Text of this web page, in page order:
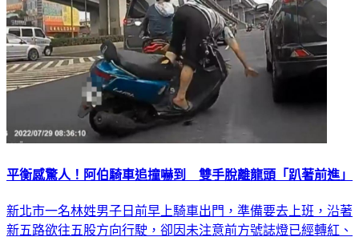
平衡感驚人！阿伯騎車追撞嚇到 雙手脫離龍頭「趴著前進」
新北市一名林姓男子日前早上騎車出門，準備要去上班，沿著
新五路欲往五股方向行駛，卻因未注意前方號誌燈已經轉紅、